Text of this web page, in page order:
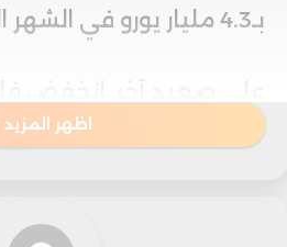
بـ4.3 مليار يورو في الشهر الذي سبقه.
اظهر المزيد